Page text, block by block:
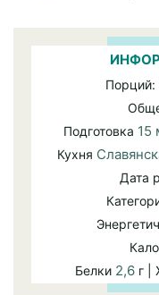
Порций:
Подготовка 15
Кухня
Дата
Белки 2,6г |